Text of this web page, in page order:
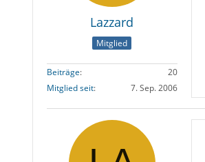
Lazzard
Mitglied
Beiträge
20
Mitglied seit
7. Sep. 2006